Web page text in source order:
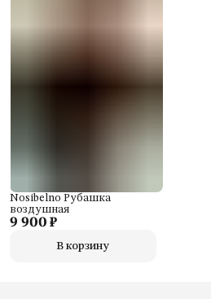
9 900 ₽
Nosibelno Рубашка
воздушная
В корзину